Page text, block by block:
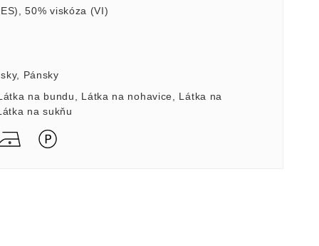
,50% viskóza (VI)
, Pánsky
na bundu
Látka na nohavice
Látka na
na sukňu